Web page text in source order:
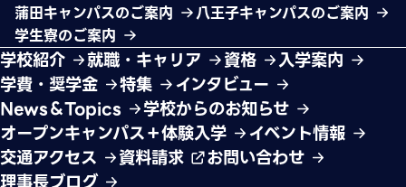
蒲田キャンパスのご案内
八王子キャンパスのご案内
学生寮のご案内
学校紹介 就職・キャリア 資格
入学案内
学費・奨学金
特集
インタビュー
News＆Topics
学校からのお知らせ
オープンキャンパス＋体験入学
イベント情報
交通アクセス
資料請求
お問い合わせ